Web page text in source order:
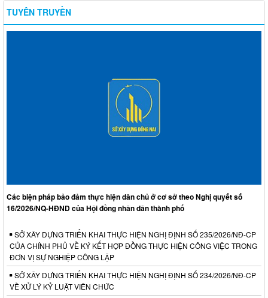
TUYÊN TRUYỀN
Các biện pháp bảo đảm thực hiện dân chủ ở cơ sở theo Nghị quyết số
16/2026/NQ-HĐND của Hội đồng nhân dân thành phố
SỞ XÂY DỰNG TRIỂN KHAI THỰC HIỆN NGHỊ ĐỊNH SỐ 235/2026/NĐ-CP
CỦA CHÍNH PHỦ VỀ KÝ KẾT HỢP ĐỒNG THỰC HIỆN CÔNG VIỆC TRONG
ĐƠN VỊ SỰ NGHIỆP CÔNG LẬP
SỞ XÂY DỰNG TRIỂN KHAI THỰC HIỆN NGHỊ ĐỊNH SỐ 234/2026/NĐ-CP
VỀ XỬ LÝ KỶ LUẬT VIÊN CHỨC